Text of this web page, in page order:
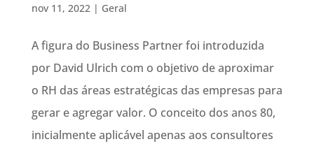
nov 11, 2022 | Geral
A figura do Business Partner foi introduzida
por David Ulrich com o objetivo de aproximar
o RH das áreas estratégicas das empresas para
gerar e agregar valor. O conceito dos anos 80,
inicialmente aplicável apenas aos consultores